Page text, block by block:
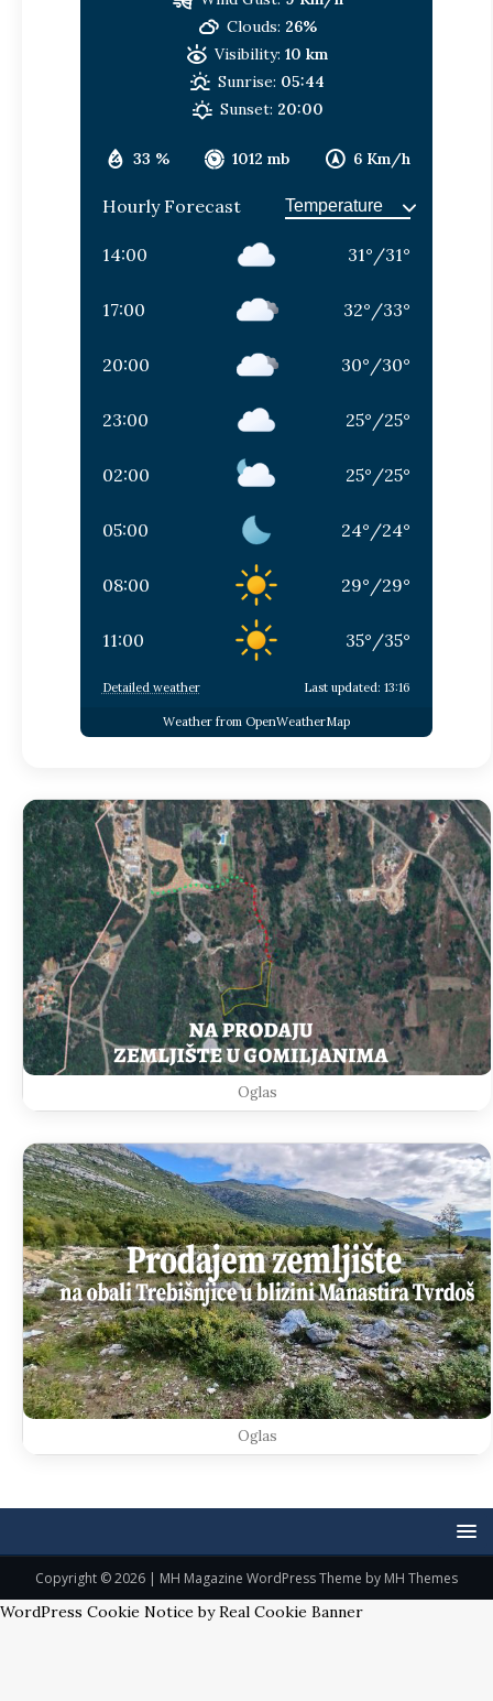
33 % 1012 mb 6 Km/h
Clouds: 26%
Visibility: 10 km
Sunrise: 05:44
Sunset: 20:00
Hourly Forecast
14:00 31° /31°
17:00 32° /33°
20:00 30° /30°
23:00 25° /25°
02:00 25° /25°
05:00 24° /24°
08:00 29° /29°
11:00 35° /35°
Detailed weather Last updated: 13:16
Weather from OpenWeatherMap
Oglas
Oglas
Copyright © 2026 | MH Magazine WordPress Theme by MH Themes
WordPress Cookie Notice by Real Cookie Banner